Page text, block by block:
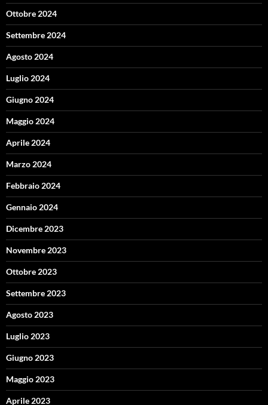
Ottobre 2024
Settembre 2024
Agosto 2024
Luglio 2024
Giugno 2024
Maggio 2024
Aprile 2024
Marzo 2024
Febbraio 2024
Gennaio 2024
Dicembre 2023
Novembre 2023
Ottobre 2023
Settembre 2023
Agosto 2023
Luglio 2023
Giugno 2023
Maggio 2023
Aprile 2023